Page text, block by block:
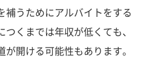
補うためにアルバイトをする
つくまでは年収が低くても、
開ける可能性もあります。